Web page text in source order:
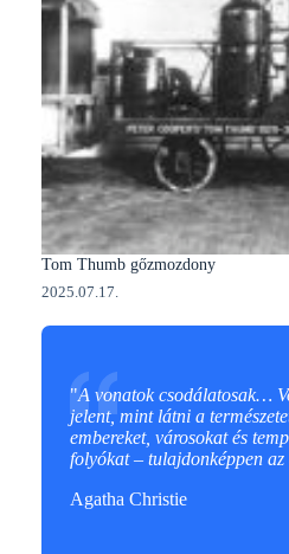
Tom Thumb gőzmozdony
2025.07.17.
"A vonatok csodálatosak…
jelent, mint látni a
embereket, városokat és
folyókat – tulajdonképpen az
Agatha Christie